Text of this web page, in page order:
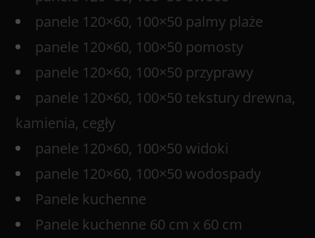
panele 120×60, 100×50 palmy plaże
panele 120×60, 100×50 pomosty
panele 120×60, 100×50 przyprawy
panele 120×60, 100×50 tekstury drewna,
kamienia, cegły
panele 120×60, 100×50 widoki
panele 120×60, 100×50 wodospady
Panele kuchenne
Panele kuchenne 60 cm x 60 cm